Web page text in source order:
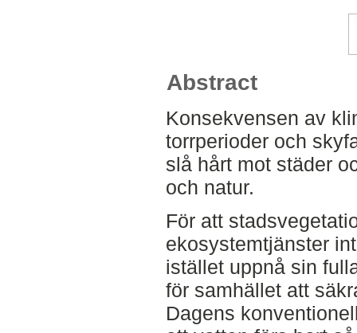
Abstract
Konsekvensen av
torrperioder och
slå hårt mot städer
och natur.
För att
ekosystemtjänster
istället uppnå sin
för samhället att
Dagens